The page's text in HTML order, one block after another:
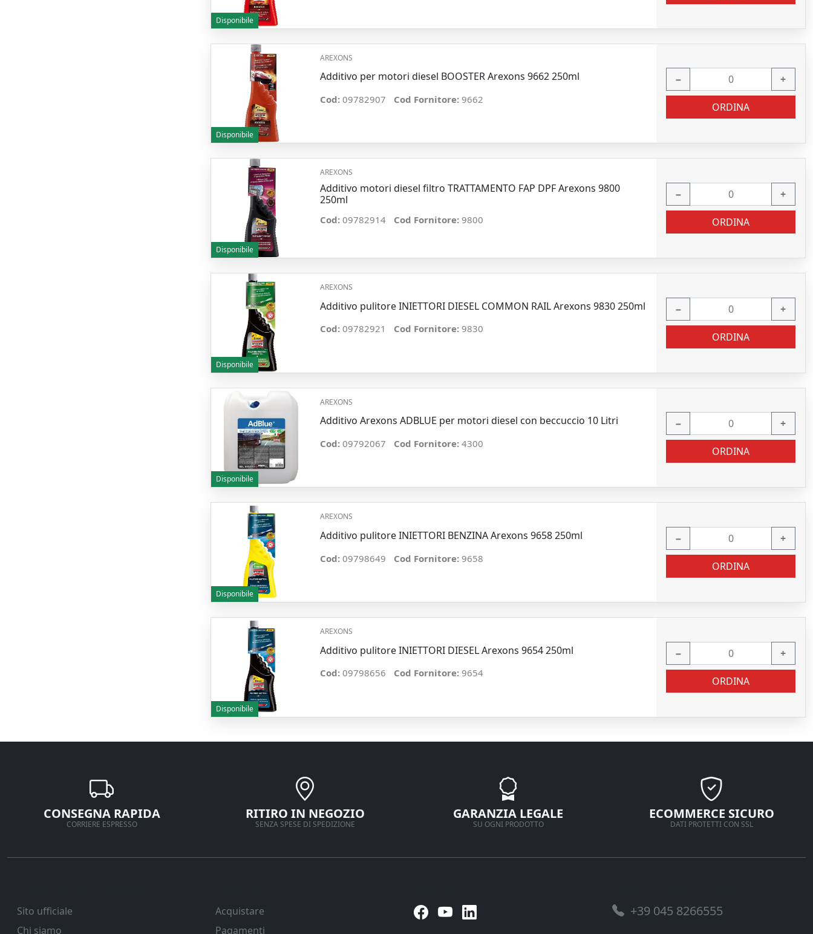
Disponibile
Disponibile
AREXONS
Additivo per motori diesel BOOSTER Arexons 9662 250ml
Cod: 09782907 Cod Fornitore: 9662
− +
ORDINA
Disponibile
AREXONS
Additivo motori diesel filtro TRATTAMENTO FAP DPF Arexons 9800
250ml
Cod: 09782914 Cod Fornitore: 9800
− +
ORDINA
Disponibile
AREXONS
Additivo pulitore INIETTORI DIESEL COMMON RAIL Arexons 9830 250ml
Cod: 09782921 Cod Fornitore: 9830
− +
ORDINA
Disponibile
AREXONS
Additivo Arexons ADBLUE per motori diesel con beccuccio 10 Litri
Cod: 09792067 Cod Fornitore: 4300
− +
ORDINA
Disponibile
AREXONS
Additivo pulitore INIETTORI BENZINA Arexons 9658 250ml
Cod: 09798649 Cod Fornitore: 9658
− +
ORDINA
Disponibile
AREXONS
Additivo pulitore INIETTORI DIESEL Arexons 9654 250ml
Cod: 09798656 Cod Fornitore: 9654
− +
ORDINA
CONSEGNA RAPIDA
CORRIERE ESPRESSO
RITIRO IN NEGOZIO
SENZA SPESE DI SPEDIZIONE
GARANZIA LEGALE
SU OGNI PRODOTTO
ECOMMERCE SICURO
DATI PROTETTI CON SSL
Sito ufficiale
Chi siamo
Acquistare
Pagamenti
+39 045 8266555